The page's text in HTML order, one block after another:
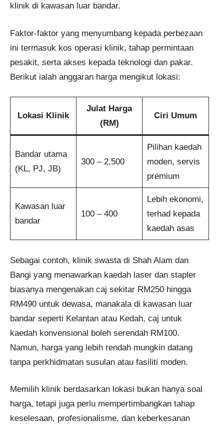
klinik di kawasan luar bandar.
Faktor-faktor yang menyumbang kepada perbezaan
ini termasuk kos operasi klinik, tahap permintaan
pesakit, serta akses kepada teknologi dan pakar.
Berikut ialah anggaran harga mengikut lokasi:
Lokasi Klinik
Julat Harga
(RM)
Ciri Umum
Bandar utama
(KL, PJ, JB)
300 – 2,500
Pilihan kaedah
moden, servis
premium
Kawasan luar
bandar
100 – 400
Lebih ekonomi,
terhad kepada
kaedah asas
Sebagai contoh, klinik swasta di Shah Alam dan
Bangi yang menawarkan kaedah laser dan stapler
biasanya mengenakan caj sekitar RM250 hingga
RM490 untuk dewasa, manakala di kawasan luar
bandar seperti Kelantan atau Kedah, caj untuk
kaedah konvensional boleh serendah RM100.
Namun, harga yang lebih rendah mungkin datang
tanpa perkhidmatan susulan atau fasiliti moden.
Memilih klinik berdasarkan lokasi bukan hanya soal
harga, tetapi juga perlu mempertimbangkan tahap
keselesaan, profesionalisme, dan keberkesanan